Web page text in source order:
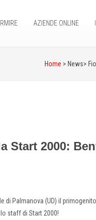
AZIENDE ONLINE
Home > News>
Start 2000:
di Palmanova (UD) il
staff di Start 2000!